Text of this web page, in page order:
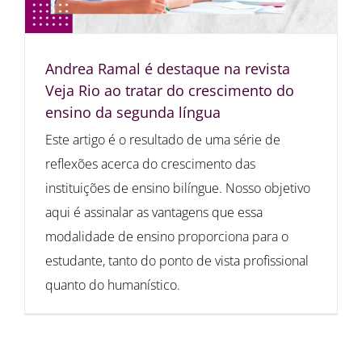
Andrea Ramal é destaque na revista
Veja Rio ao tratar do crescimento do
ensino da segunda língua
Este artigo é o resultado de uma série de
reflexões acerca do crescimento das
instituições de ensino bilíngue. Nosso objetivo
aqui é assinalar as vantagens que essa
modalidade de ensino proporciona para o
estudante, tanto do ponto de vista profissional
quanto do humanístico.